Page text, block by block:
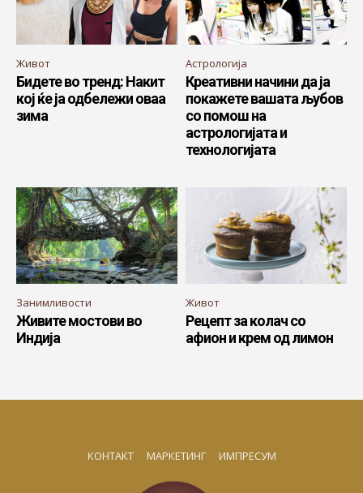
Живот
Бидете во тренд: Накит
кој ќе ја одбележи оваа
зима
Астрологија
Креативни начини да ја
покажете вашата љубов
со помош на
астрологијата и
технологијата
Занимливости
Живите мостови во
Индија
Живот
Рецепт за колач со
афион и крем од лимон
КОНТАКТ МАРКЕТИНГ ИМПРЕСУМ